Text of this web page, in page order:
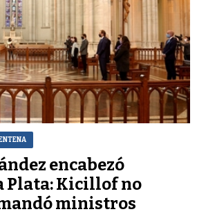
encabezó
Plata: Kicillof no
ministros